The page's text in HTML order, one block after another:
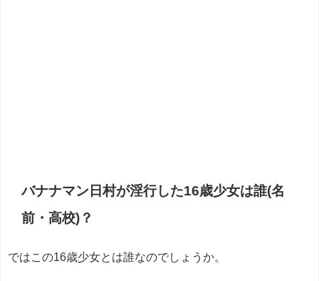
バナナマン日村が淫行した16歳少女は誰(名
前・高校)？
ではこの16歳少女とは誰なのでしょうか。